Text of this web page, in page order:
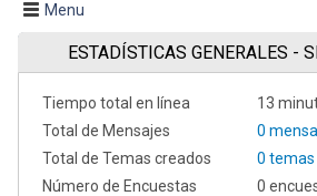
Menu
ESTADÍSTICAS GENERALES -
Tiempo total en línea
13
Total de Mensajes
0
Total de Temas creados
0 temas
Número de Encuestas
0